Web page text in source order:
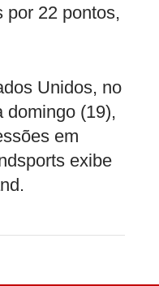
por 22 pontos,
Unidos, no
domingo (19),
em
exibe